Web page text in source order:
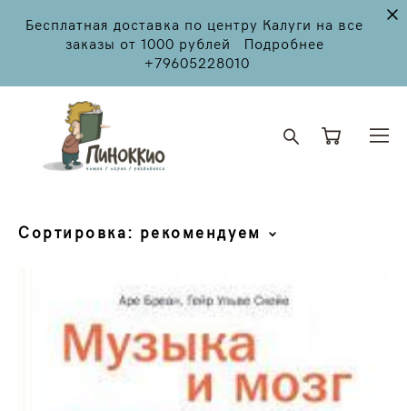
Бесплатная доставка по центру Калуги на все
заказы от 1000 рублей Подробнее
+79605228010
Сортировка: рекомендуем